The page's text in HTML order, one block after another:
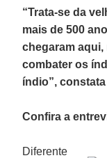
“Trata-se da
mais de 500
chegaram
combater os
índio”,
Confira a
Diferente